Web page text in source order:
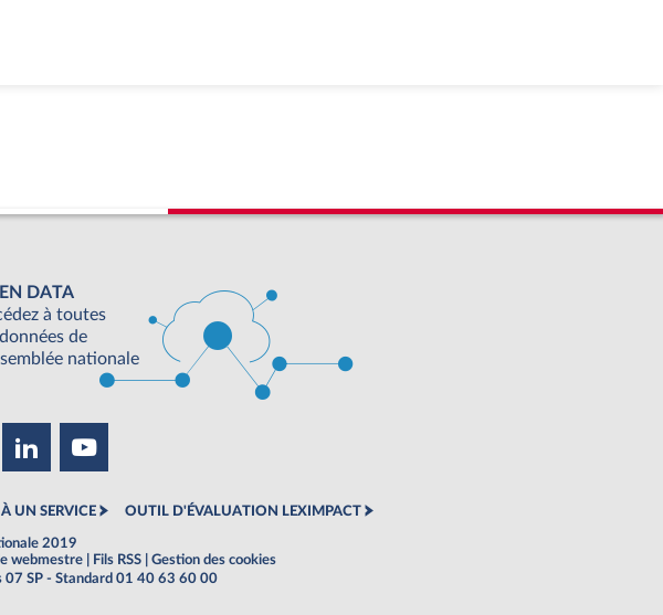
DATA
à toutes
de
nationale
UN SERVICE OUTIL D'ÉVALUATION LEXIMPACT
2019
webmestre Fils RSS
Gestion des cookies
07 SP - Standard 01 40 63 60 00